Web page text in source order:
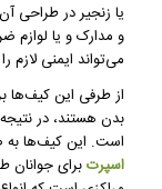
یا زنجیر در طراحی
و مدارک و یا لوازم
می‌تواند ایمنی لازم
از طرفی این کیف‌ها
بدن هستند، در
است. این کیف‌ها به
اسپرتبرای جوانان